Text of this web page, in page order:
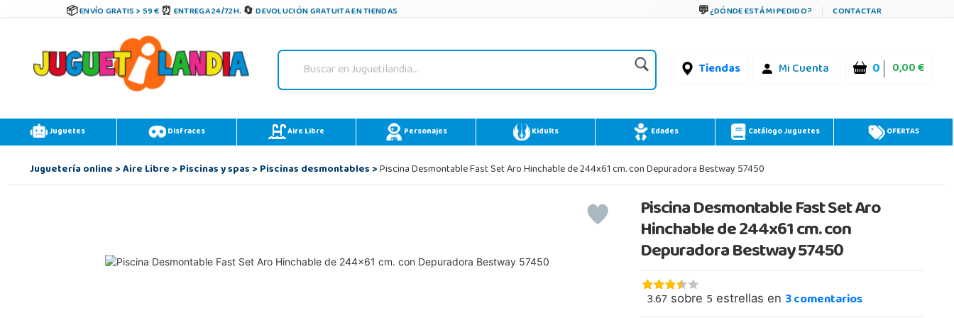
ENVÍO GRATIS > 59 € ENTREGA 24/72H. DEVOLUCIÓN GRATUITA EN TIENDAS ¿DÓNDE ESTÁ MI PEDIDO? CONTACTAR
Tiendas Mi Cuenta 0 0,00 €
Juguetes Disfraces Aire Libre Personajes Kidults Edades Catálogo Juguetes OFERTAS
Juguetería online>Aire Libre>Piscinas y spas>Piscinas desmontables>Piscina Desmontable Fast Set Aro Hinchable de 244x61 cm. con Depuradora Bestway 57450
Piscina Desmontable Fast Set Aro
Hinchable de 244x61 cm. con
Depuradora Bestway 57450
3.67 sobre 5 estrellas en 3comentarios